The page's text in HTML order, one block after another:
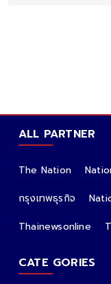
ALL PARTNER
The Nation
กรุงเทพธุรกิจ
Thainewsonline
CATE GORIES